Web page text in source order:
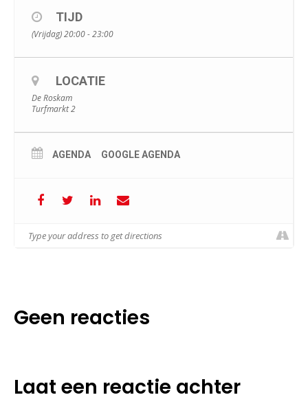
TIJD
(Vrijdag) 20:00 - 23:00
LOCATIE
De Roskam
Turfmarkt 2
AGENDA GOOGLE AGENDA
Geen reacties
Laat een reactie achter